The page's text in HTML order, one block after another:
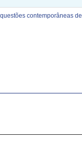
contemporâneas de